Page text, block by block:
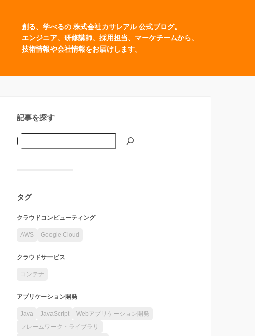
創る、学べるの 株式会社カサレアル 公式ブログ。
エンジニア、研修講師、採用担当、マーケチームから、
技術情報や会社情報をお届けします。
記事を探す
タグ
クラウドコンピューティング
AWS Google Cloud
クラウドサービス
コンテナ
アプリケーション開発
Java JavaScript
Webアプリケーション開発
フレームワーク・ライブラリ